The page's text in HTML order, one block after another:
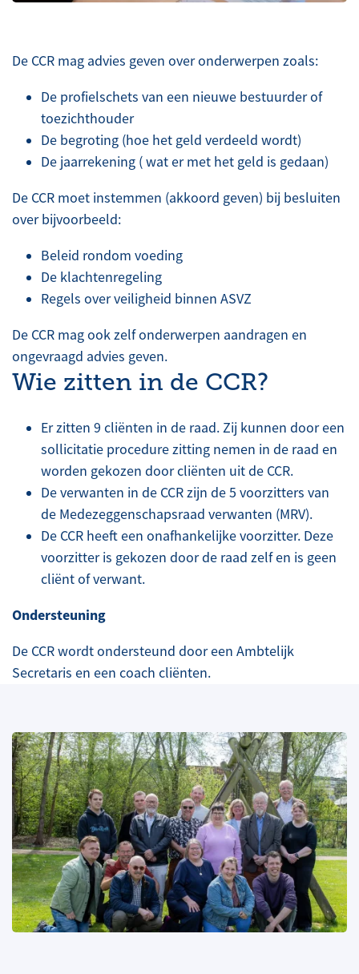
De CCR mag advies geven over onderwerpen zoals:
De profielschets van een nieuwe bestuurder of
toezichthouder
De begroting (hoe het geld verdeeld wordt)
De jaarrekening ( wat er met het geld is gedaan)
De CCR moet instemmen (akkoord geven) bij besluiten
over bijvoorbeeld:
Beleid rondom voeding
De klachtenregeling
Regels over veiligheid binnen ASVZ
De CCR mag ook zelf onderwerpen aandragen en
ongevraagd advies geven.
Wie zitten in de CCR?
Er zitten 9 cliënten in de raad. Zij kunnen door een
sollicitatie procedure zitting nemen in de raad en
worden gekozen door cliënten uit de CCR.
De verwanten in de CCR zijn de 5 voorzitters van
de Medezeggenschapsraad verwanten (MRV).
De CCR heeft een onafhankelijke voorzitter. Deze
voorzitter is gekozen door de raad zelf en is geen
cliënt of verwant.
Ondersteuning
De CCR wordt ondersteund door een Ambtelijk
Secretaris en een coach cliënten.